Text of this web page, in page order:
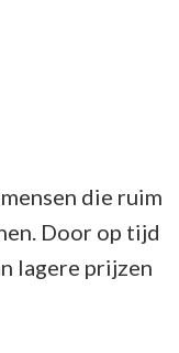
die ruim
Door op tijd
lagere prijzen